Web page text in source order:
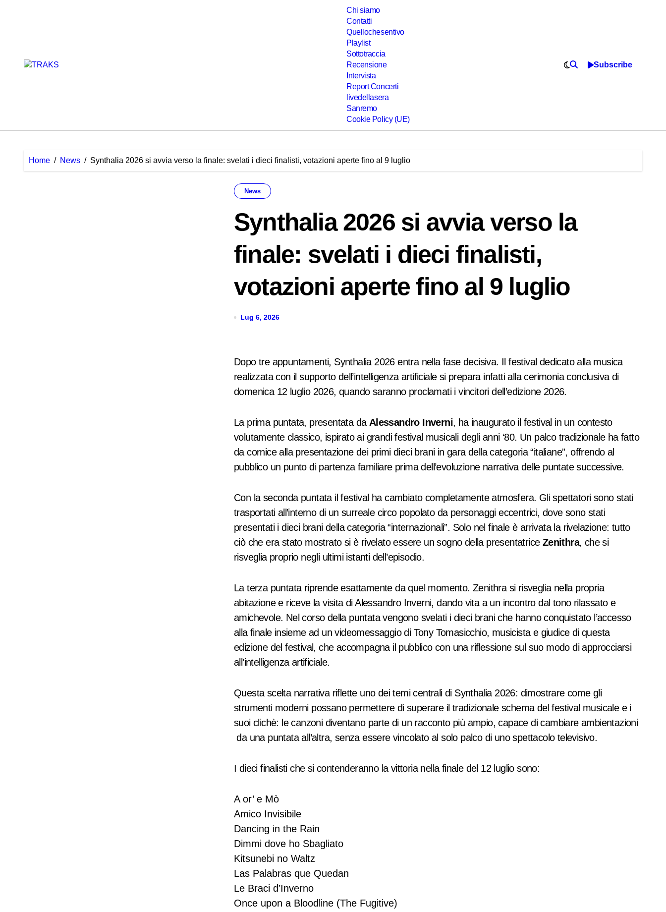
Chi siamo
Contatti
Quellochesentivo
Playlist
Sottotraccia
Recensione
Intervista
Report Concerti
livedellasera
Sanremo
Cookie Policy (UE)
Subscribe
Home News Synthalia 2026 si avvia verso la finale: svelati i dieci finalisti, votazioni aperte fino al 9 luglio
News
Synthalia 2026 si avvia verso la
finale: svelati i dieci finalisti,
votazioni aperte fino al 9 luglio
Lug 6, 2026
Dopo tre appuntamenti, Synthalia 2026 entra nella fase decisiva. Il festival dedicato alla musica
realizzata con il supporto dell’intelligenza artificiale si prepara infatti alla cerimonia conclusiva di
domenica 12 luglio 2026, quando saranno proclamati i vincitori dell’edizione 2026.
La prima puntata, presentata da Alessandro Inverni, ha inaugurato il festival in un contesto
volutamente classico, ispirato ai grandi festival musicali degli anni ‘80. Un palco tradizionale ha fatto
da cornice alla presentazione dei primi dieci brani in gara della categoria “italiane”, offrendo al
pubblico un punto di partenza familiare prima dell’evoluzione narrativa delle puntate successive.
Con la seconda puntata il festival ha cambiato completamente atmosfera. Gli spettatori sono stati
trasportati all’interno di un surreale circo popolato da personaggi eccentrici, dove sono stati
presentati i dieci brani della categoria “internazionali”. Solo nel finale è arrivata la rivelazione: tutto
ciò che era stato mostrato si è rivelato essere un sogno della presentatrice Zenithra, che si
risveglia proprio negli ultimi istanti dell’episodio.
La terza puntata riprende esattamente da quel momento. Zenithra si risveglia nella propria
abitazione e riceve la visita di Alessandro Inverni, dando vita a un incontro dal tono rilassato e
amichevole. Nel corso della puntata vengono svelati i dieci brani che hanno conquistato l’accesso
alla finale insieme ad un videomessaggio di Tony Tomasicchio, musicista e giudice di questa
edizione del festival, che accompagna il pubblico con una riflessione sul suo modo di approcciarsi
all’intelligenza artificiale.
Questa scelta narrativa riflette uno dei temi centrali di Synthalia 2026: dimostrare come gli
strumenti moderni possano permettere di superare il tradizionale schema del festival musicale e i
suoi clichè: le canzoni diventano parte di un racconto più ampio, capace di cambiare ambientazioni
da una puntata all’altra, senza essere vincolato al solo palco di uno spettacolo televisivo.
I dieci finalisti che si contenderanno la vittoria nella finale del 12 luglio sono:
A or’ e Mò
Amico Invisibile
Dancing in the Rain
Dimmi dove ho Sbagliato
Kitsunebi no Waltz
Las Palabras que Quedan
Le Braci d’Inverno
Once upon a Bloodline (The Fugitive)